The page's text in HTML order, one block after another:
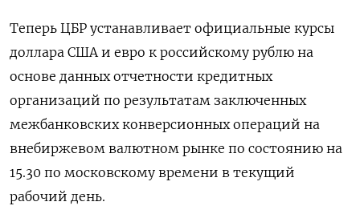
Теперь ЦБР устанавливает официальные курсы
доллара США и евро к российскому рублю на
основе данных отчетности кредитных
организаций по результатам заключенных
межбанковских конверсионных операций на
внебиржевом валютном рынке по состоянию на
15.30 по московскому времени в текущий
рабочий день.